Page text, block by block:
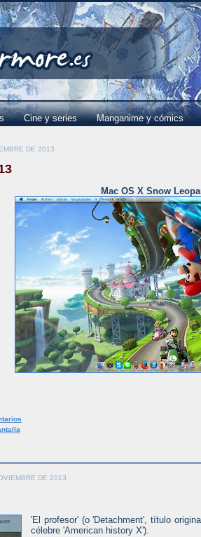
Cine y series Manganime y cómics
DE 2013
Mac OS X Snow
DE 2013
'El profesor' (o 'Detachment', título
célebre 'American history X').